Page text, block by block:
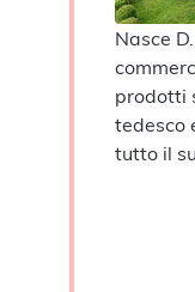
Nasce
prodotti
tedesco
tutto il